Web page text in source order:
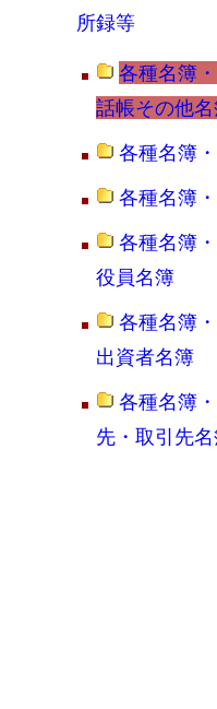
所録等
各種名簿
話帳その他
各種名簿
各種名簿
各種名簿
役員名簿
各種名簿
出資者名簿
各種名簿
先・取引先